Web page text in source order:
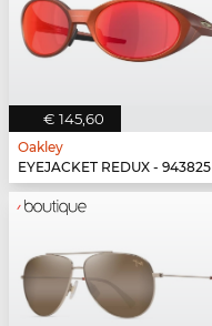
€ 145,60
Oakley
EYEJACKET REDUX - 943825